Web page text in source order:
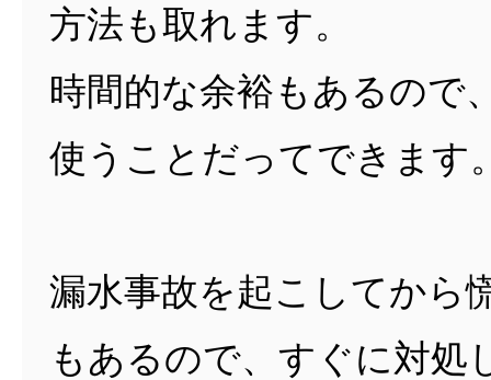
方法も取れます。
時間的な余裕もあるので
使うことだってできます
漏水事故を起こしてから
もあるので、すぐに対処